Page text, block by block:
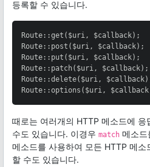
등록할 수 있습니다.
Route::get($uri, $callback);
Route::post($uri, $callback);
Route::put($uri, $callback);
Route::patch($uri, $callback);
Route::delete($uri,
Route::options($uri,
때로는 여러개의 HTTP 메소드에
수도 있습니다. 이경우 match 메소드
메소드를 사용하여 모든 HTTP 메
할 수도 있습니다.